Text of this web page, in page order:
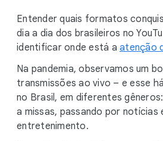
Entender quais formatos
dia a dia dos brasileiros no
identificar onde está a atenção
Na pandemia, observamos um
transmissões ao vivo – e esse
no Brasil, em diferentes
a missas, passando por notícias
entretenimento.